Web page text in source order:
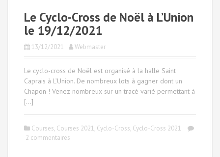
Le Cyclo-Cross de Noël à L’Union
le 19/12/2021
13/12/2021 Webmaster
Le cyclo-cross de Noël est organisé à la halle Saint
Caprais à L’Union. De nombreux lots à gagner dont un
Chapon ! Venez nombreux sur un tracé varié permettant à
[…]
Courses, Courses 2021, Cyclo-Cross, Cyclo-Cross 2021
2 commentaires